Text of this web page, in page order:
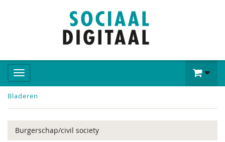
Bladeren
Burgerschap/civil society